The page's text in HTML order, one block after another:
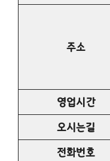
주소
영업시간
오시는길
전화번호